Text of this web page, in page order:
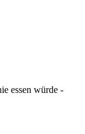
essen würde -